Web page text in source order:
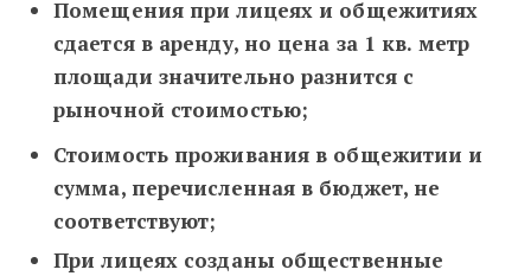
Помещения при лицеях и общежитиях
сдается в аренду, но цена за 1 кв. метр
площади значительно разнится с
рыночной стоимостью;
Стоимость проживания в общежитии и
сумма, перечисленная в бюджет, не
соответствуют;
При лицеях созданы общественные